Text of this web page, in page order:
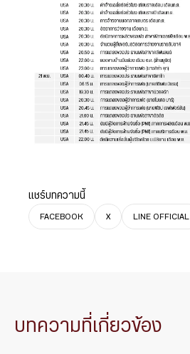
แชร์บทความนี้
FACEBOOK X LINE OFFICIAL
บทความที่เกี่ยวข้อง